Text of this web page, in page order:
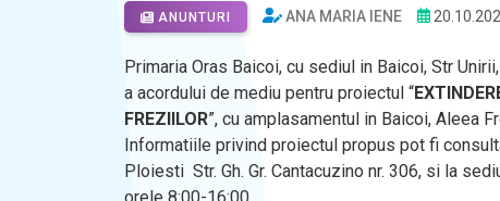
ANUNTURI ANA MARIA IENE
Primaria Oras Baicoi, cu sediul in Baicoi, Str
a acordului de mediu pentru proiectul “
FREZIILOR”, cu amplasamentul in Baicoi, Aleea
Informatiile privind proiectul propus pot fi
Ploiesti Str. Gh. Gr. Cantacuzino nr. 306, si la